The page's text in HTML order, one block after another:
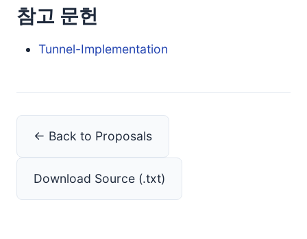
참고 문헌
Tunnel-Implementation
← Back to Proposals
Download Source (.txt)